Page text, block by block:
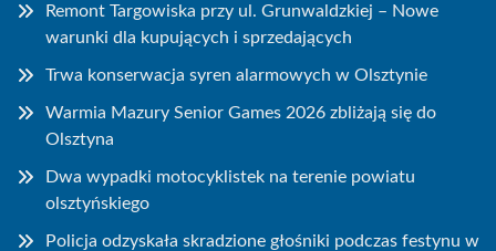
Remont Targowiska przy ul. Grunwaldzkiej – Nowe
warunki dla kupujących i sprzedających
Trwa konserwacja syren alarmowych w Olsztynie
Warmia Mazury Senior Games 2026 zbliżają się do
Olsztyna
Dwa wypadki motocyklistek na terenie powiatu
olsztyńskiego
Policja odzyskała skradzione głośniki podczas festynu w